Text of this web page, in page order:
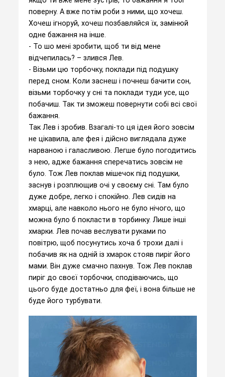
поверну. А вже потім роби з ними, що хочеш.
Хочеш ігноруй, хочеш позбавляйся їх, замінюй
одне бажання на інше.
- То шо мені зробити, щоб ти від мене
відчепилась? – злився Лев.
- Візьми цю торбочку, поклади під подушку
перед сном. Коли заснеш і почнеш бачити сон,
візьми торбочку у сні та поклади туди усе, що
побачиш. Так ти зможеш повернути собі всі свої
бажання.
Так Лев і зробив. Взагалі-то ця ідея його зовсім
не цікавила, але фея і дійсно виглядала дуже
нарваною і галасливою. Легше було погодитись
з нею, адже бажання сперечатись зовсім не
було. Тож Лев поклав мішечок під подушки,
заснув і розплющив очі у своєму сні. Там було
дуже добре, легко і спокійно. Лев сидів на
хмарці, але навколо нього не було нічого, що
можна було б покласти в торбинку. Лише інші
хмарки. Лев почав веслувати руками по
повітрю, щоб посунутись хоча б трохи далі і
побачив як на одній із хмарок стояв пиріг його
мами. Він дуже смачно пахнув. Тож Лев поклав
пиріг до своєї торбочки, сподіваючись, що
цього буде достатньо для феї, і вона більше не
буде його турбувати.